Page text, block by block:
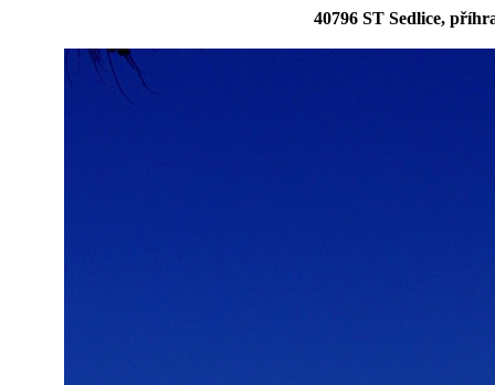
40796 ST Sedlice,